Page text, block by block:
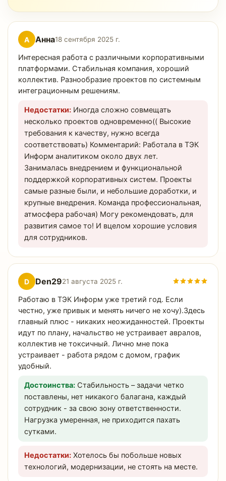
А Анна18 сентября 2025 г.
Интересная работа с различными корпоративными
платформами. Стабильная компания, хороший
коллектив. Разнообразие проектов по системным
интеграционным решениям.
Недостатки: Иногда сложно совмещать
несколько проектов одновременно(( Высокие
требования к качеству, нужно всегда
соответствовать) Комментарий: Работала в ТЭК
Информ аналитиком около двух лет.
Занималась внедрением и функциональной
поддержкой корпоративных систем. Проекты
самые разные были, и небольшие доработки, и
крупные внедрения. Команда профессиональная,
атмосфера рабочая) Могу рекомендовать, для
развития самое то! И вцелом хорошие условия
для сотрудников.
D Den2921 августа 2025 г.
Работаю в ТЭК Информ уже третий год. Если
честно, уже привык и менять ничего не хочу).Здесь
главный плюс - никаких неожиданностей. Проекты
идут по плану, начальство не устраивает авралов,
коллектив не токсичный. Лично мне пока
устраивает - работа рядом с домом, график
удобный.
Достоинства: Стабильность – задачи четко
поставлены, нет никакого балагана, каждый
сотрудник - за свою зону ответственности.
Нагрузка умеренная, не приходится пахать
сутками.
Недостатки: Хотелось бы побольше новых
технологий, модернизации, не стоять на месте.